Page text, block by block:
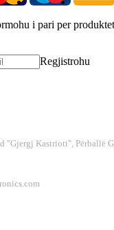
i pari per
Regjistrohu
"Gjergj Kastrioti", Përballë